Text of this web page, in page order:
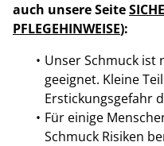
auch unsere Seite
PFLEGEHINWEISE):
Unser Schmuck ist
geeignet. Kleine
Erstickungsgefahr
Für einige
Schmuck Risiken